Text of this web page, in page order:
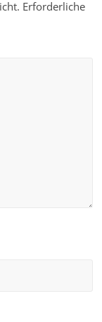
Erforderliche